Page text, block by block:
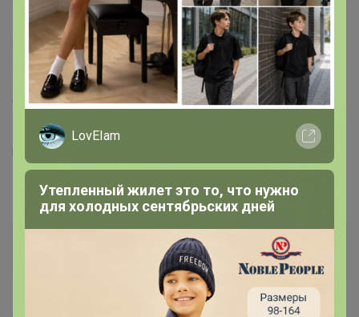
20 апреля, 2020 23:16
Zaichiwka, Добрый вечер! Расфиксируйте, с размером
ошиблась, поменяю на 46
https://24-ok.ru/topic/486435
LovEIam
Утепленный жилет это то, что нужно
для холодных сентябрьских дней